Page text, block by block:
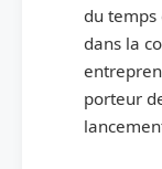
du
dans la
porteur